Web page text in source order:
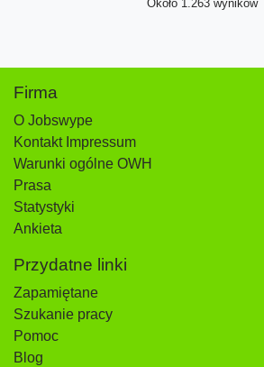
Około 1.263 wyników
Firma
O Jobswype
Kontakt Impressum
Warunki ogólne OWH
Prasa
Statystyki
Ankieta
Przydatne linki
Zapamiętane
Szukanie pracy
Pomoc
Blog